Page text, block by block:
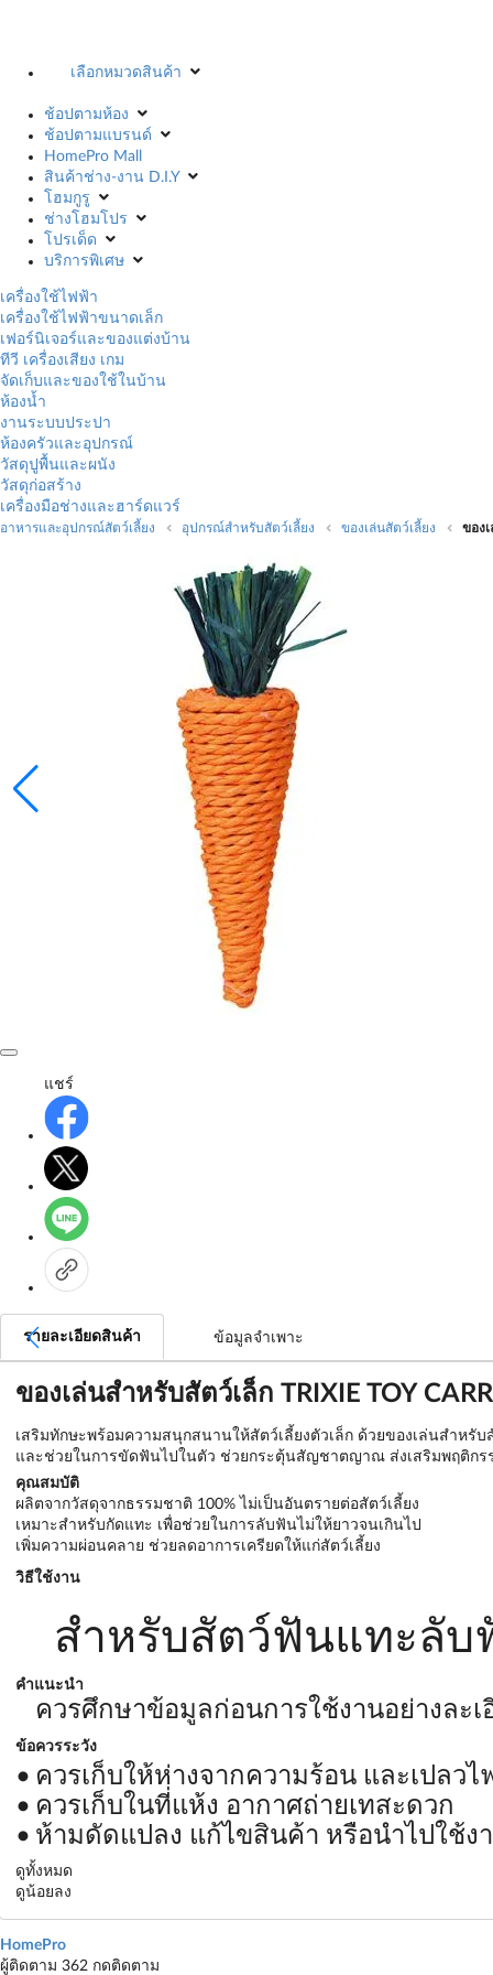
เลือกหมวดสินค้า
ช้อปตามห้อง
ช้อปตามแบรนด์
HomePro Mall
สินค้าช่าง-งาน D.I.Y
โฮมกูรู
ช่างโฮมโปร
โปรเด็ด
บริการพิเศษ
เครื่องใช้ไฟฟ้า
เครื่องใช้ไฟฟ้าขนาดเล็ก
เฟอร์นิเจอร์และของแต่งบ้าน
ทีวี เครื่องเสียง เกม
จัดเก็บและของใช้ในบ้าน
ห้องน้ำ
งานระบบประปา
ห้องครัวและอุปกรณ์
วัสดุปูพื้นและผนัง
วัสดุก่อสร้าง
เครื่องมือช่างและฮาร์ดแวร์
อาหารและอุปกรณ์สัตว์เลี้ยง อุปกรณ์สำหรับสัตว์เลี้ยง ของเล่นสัตว์เลี้ยง ของ
แชร์
รายละเอียดสินค้า ข้อมูลจำเพาะ
ของเล่นสำหรับสัตว์เล็ก TRIXIE TOY
เสริมทักษะพร้อมความสนุกสนานให้สัตว์เลี้ยงตัวเล็ก ด้วยของเล่นสำหรั
และช่วยในการขัดฟันไปในตัว ช่วยกระตุ้นสัญชาตญาณ ส่งเสริมพฤติกร
คุณสมบัติ
ผลิตจากวัสดุจากธรรมชาติ 100% ไม่เป็นอันตรายต่อสัตว์เลี้ยง
เหมาะสำหรับกัดแทะ เพื่อช่วยในการลับฟันไม่ให้ยาวจนเกินไป
เพิ่มความผ่อนคลาย ช่วยลดอาการเครียดให้แก่สัตว์เลี้ยง
วิธีใช้งาน
สำหรับสัตว์ฟันแทะลับ
คำแนะนำ
ควรศึกษาข้อมูลก่อนการใช้งานอย่างละเ
ข้อควรระวัง
ควรเก็บให้ห่างจากความร้อน และเปลวไ
ควรเก็บในที่แห้ง อากาศถ่ายเทสะดวก
ห้ามดัดแปลง แก้ไขสินค้า หรือนำไปใช้ง
ดูทั้งหมด
ดูน้อยลง
HomePro
ผู้ติดตาม 362 กดติดตาม